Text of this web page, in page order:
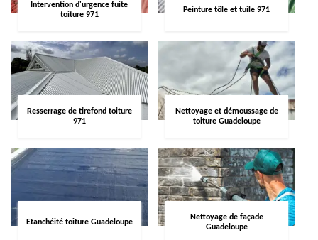
Intervention d'urgence fuite
toiture 971
Peinture tôle et tuile 971
Resserrage de tirefond toiture
971
Nettoyage et démoussage de
toiture Guadeloupe
Etanchéité toiture Guadeloupe
Nettoyage de façade
Guadeloupe